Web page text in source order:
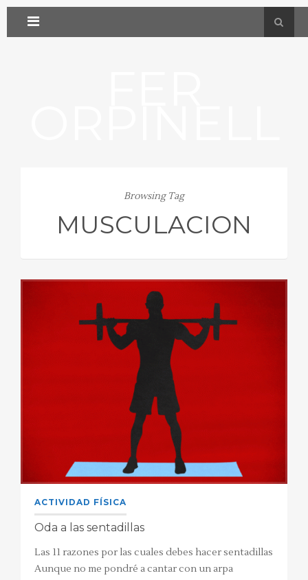
Browsing Tag
MUSCULACION
ACTIVIDAD FÍSICA
Oda a las sentadillas
Las 11 razones por las cuales debes hacer sentadillas
Aunque no me pondré a cantar con un arpa